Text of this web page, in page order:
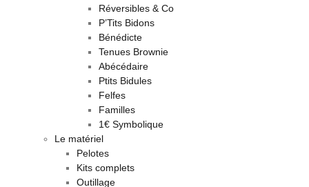
Réversibles & Co
P’Tits Bidons
Bénédicte
Tenues Brownie
Abécédaire
Ptits Bidules
Felfes
Familles
1€ Symbolique
Le matériel
Pelotes
Kits complets
Outillage